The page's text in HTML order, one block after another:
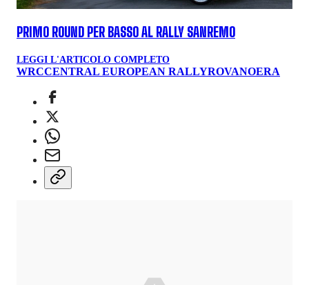
PRIMO ROUND PER BASSO AL RALLY SANREMO
LEGGI L'ARTICOLO COMPLETO
WRCCENTRAL EUROPEAN RALLYROVANOERA